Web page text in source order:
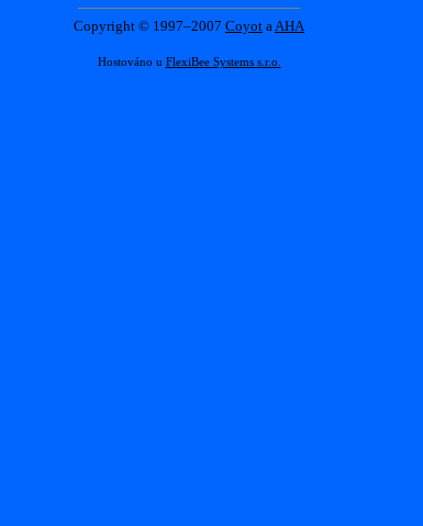
Copyright © 1997–2007 Coyot aAHA
Hostováno u FlexiBee Systems s.r.o.